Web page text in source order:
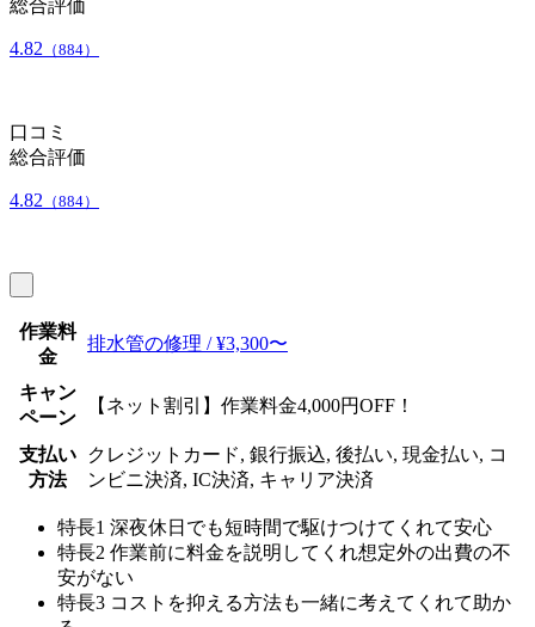
総合評価
4.82 （884）
口コミ
総合評価
4.82 （884）
作業料
金
排水管の修理 / ¥3,300〜
キャン
ペーン
【ネット割引】作業料金4,000円OFF！
支払い
方法
クレジットカード, 銀行振込, 後払い, 現金払い, コ
ンビニ決済, IC決済, キャリア決済
特長1 深夜休日でも短時間で駆けつけてくれて安心
特長2 作業前に料金を説明してくれ想定外の出費の不
安がない
特長3 コストを抑える方法も一緒に考えてくれて助か